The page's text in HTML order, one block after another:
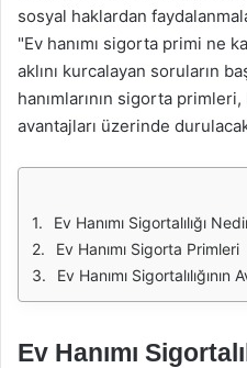
sosyal haklardan
"Ev hanımı sigorta primi ne
aklını kurcalayan soruların
hanımlarının sigorta
avantajları üzerinde
Ev Hanımı Sigortalılığı
Ev Hanımı Sigorta Primleri
Ev Hanımı Sigortalılığının
Ev Hanımı